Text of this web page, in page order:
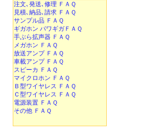
注文､発送､修理 ＦＡＱ
見積､納品､請求 ＦＡＱ
サンプル品 ＦＡＱ
ギガホン パワギガＦＡＱ
手ぶら拡声器 ＦＡＱ
メガホン ＦＡＱ
放送アンプ ＦＡＱ
車載アンプ ＦＡＱ
スピーカ ＦＡＱ
マイクロホン ＦＡＱ
Ｂ型ワイヤレス ＦＡＱ
Ｃ型ワイヤレス ＦＡＱ
電源装置 ＦＡＱ
その他 ＦＡＱ